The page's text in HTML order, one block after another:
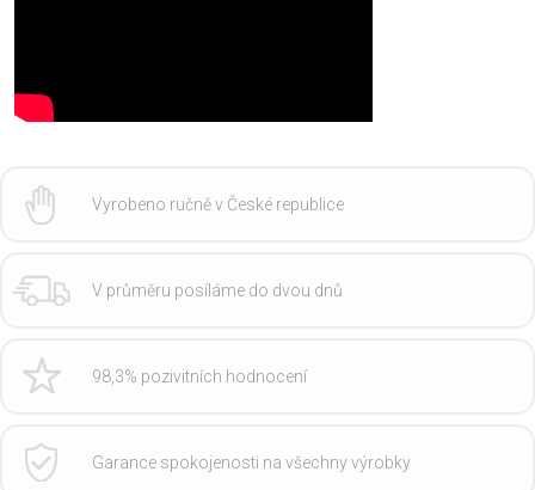
Vyrobeno ručně v České republice
V průměru posíláme do dvou dnů
98,3% pozivitních hodnocení
Garance spokojenosti na všechny výrobky